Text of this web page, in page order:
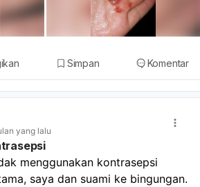
Simpan Komentar
yang lalu
menggunakan kontrasepsi
saya dan suami ke bingungan.